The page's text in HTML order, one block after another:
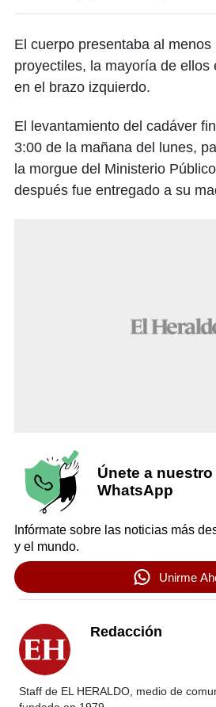
El cuerpo presentaba al
proyectiles, la mayoría de ellos
en el brazo izquierdo.
El levantamiento del cadáver
3:00 de la mañana del lunes,
la morgue del Ministerio
después fue entregado a su
Únete a
WhatsApp
Infórmate sobre las noticias más
y el mundo.
Unirme
Redacción
Staff de EL HERALDO, medio de